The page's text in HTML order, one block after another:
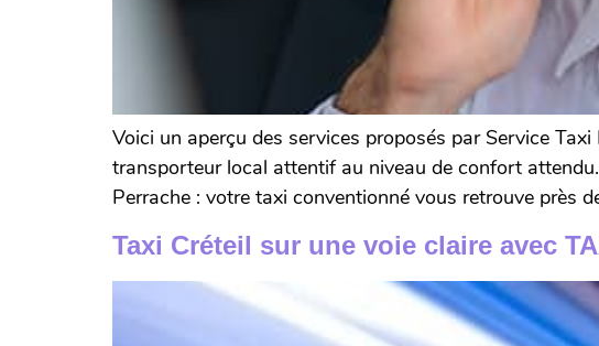
Voici un aperçu des services proposés par Service
transporteur local attentif au niveau de confort
Perrache : votre taxi conventionné vous retrouve près
Taxi Créteil sur une voie claire avec